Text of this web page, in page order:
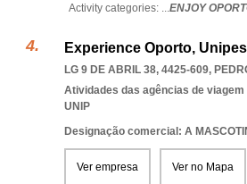
Activity categories: ...ENJOY
Experience Oporto,
LG 9 DE ABRIL 38, 4425-609,
Atividades das agências de viagem
UNIP
Designação comercial: A
Ver empresa Ver no Mapa